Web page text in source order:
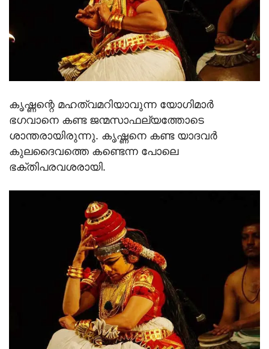
കൃഷ്ണന്റെ മഹത്വമറിയാവുന്ന യോഗിമാര്‍
ഭഗവാനെ കണ്ട ജന്മസാഫല്യത്തോടെ
ശാന്തരായിരുന്നു. കൃഷ്ണനെ കണ്ട യാദവര്‍
കുലദൈവത്തെ കണ്ടെന്ന പോലെ
ഭക്തിപരവശരായി.